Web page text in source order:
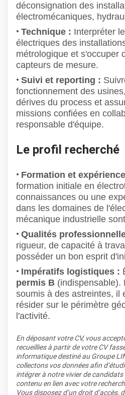
déconsignation des
électromécaniques,
Technique : Interpréter
électriques des
métrologique et s'occuper
capteurs de mesure.
Suivi et reporting :
fonctionnement des
dérives du process et
missions confiées en
responsable d'équipe.
Le profil recherché
Formation et
formation initiale en
connaissances ou une
dans les domaines de
mécanique industrielle
Qualités
rigueur, de capacité à
posséder un bon esprit
Impératifs logistiques :
permis B (indispensable).
soumis à des astreintes, il
résider sur le périmètre
l'activité.
En déposant votre CV, vous
recueillies à partir de votre CV
informatique destiné au Groupe
collectons vos données afin
intégrer à notre vivier de
contenu en lien avec votre
Vous disposez d’un droit d’accès,